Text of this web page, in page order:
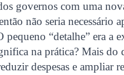
governos com uma
não seria necessário
“detalhe” era a
na prática? Mais do
despesas e ampliar